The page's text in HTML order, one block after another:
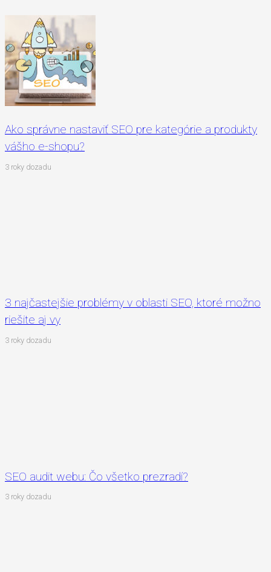
Ako správne nastaviť SEO pre kategórie a produkty
vášho e-shopu?
3 roky dozadu
3 najčastejšie problémy v oblasti SEO, ktoré možno
riešite aj vy
3 roky dozadu
SEO audit webu: Čo všetko prezradí?
3 roky dozadu